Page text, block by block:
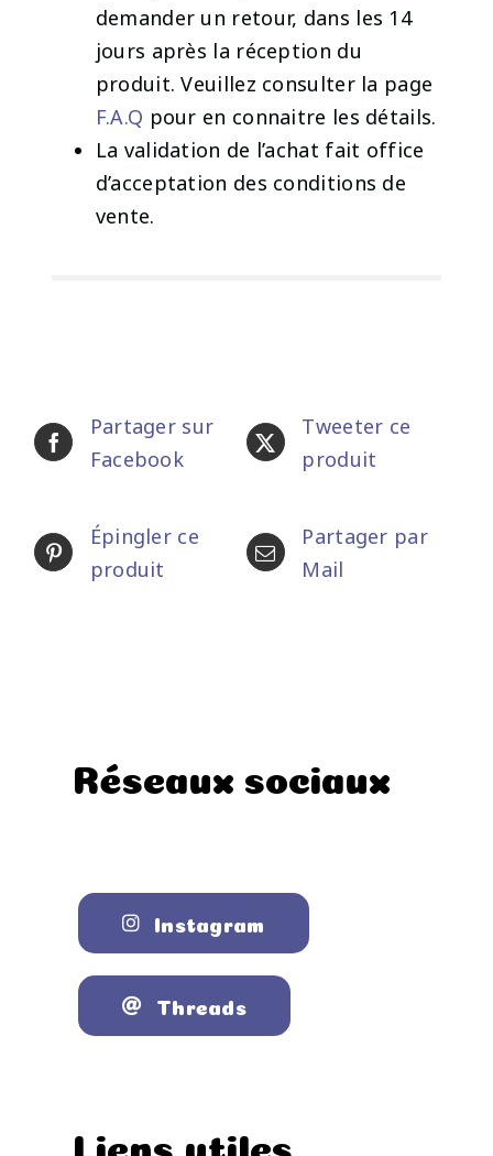
demander un retour, dans les 14
jours après la réception du
produit. Veuillez consulter la page
F.A.Q pour en connaitre les détails.
La validation de l’achat fait office
d’acceptation des conditions de
vente.
Partager sur
Facebook
Tweeter ce
produit
Épingler ce
produit
Partager par
Mail
Réseaux sociaux
Instagram
Threads
Liens utiles